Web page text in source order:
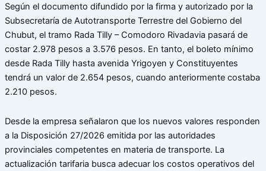
Según el documento difundido por la firma y autorizado por la
Subsecretaría de Autotransporte Terrestre del Gobierno del
Chubut, el tramo Rada Tilly – Comodoro Rivadavia pasará de
costar 2.978 pesos a 3.576 pesos. En tanto, el boleto mínimo
desde Rada Tilly hasta avenida Yrigoyen y Constituyentes
tendrá un valor de 2.654 pesos, cuando anteriormente costaba
2.210 pesos.
Desde la empresa señalaron que los nuevos valores responden
a la Disposición 27/2026 emitida por las autoridades
provinciales competentes en materia de transporte. La
actualización tarifaria busca adecuar los costos operativos del